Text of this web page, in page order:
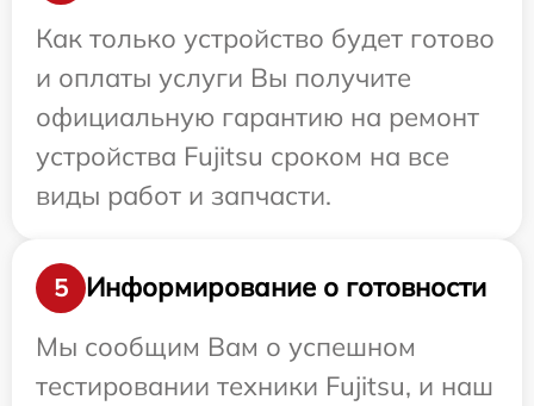
Как только устройство будет готово
и оплаты услуги Вы получите
официальную гарантию на ремонт
устройства Fujitsu сроком на все
виды работ и запчасти.
5
Информирование о готовности
Мы сообщим Вам о успешном
тестировании техники Fujitsu, и наш